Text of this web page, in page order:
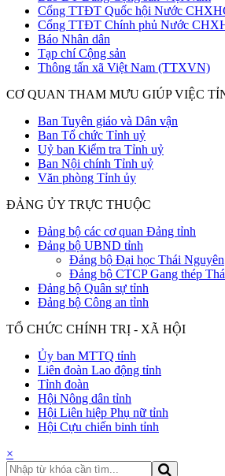
Cổng TTĐT Quốc hội Nước
Cổng TTĐT Chính phủ Nước
Báo Nhân dân
Tạp chí Cộng sản
Thông tấn xã Việt Nam (TTXVN)
CƠ QUAN THAM MƯU GIÚP VIỆC
Ban Tuyên giáo và Dân vận
Ban Tổ chức Tỉnh uỷ
Uỷ ban Kiểm tra Tỉnh uỷ
Ban Nội chính Tỉnh uỷ
Văn phòng Tỉnh ủy
ĐẢNG ỦY TRỰC THUỘC
Đảng bộ các cơ quan Đảng tỉnh
Đảng bộ UBND tỉnh
Đảng bộ Đại học Thái Nguyên
Đảng bộ CTCP Gang thép
Đảng bộ Quân sự tỉnh
Đảng bộ Công an tỉnh
TỔ CHỨC CHÍNH TRỊ - XÃ HỘI
Ủy ban MTTQ tỉnh
Liên đoàn Lao động tỉnh
Tỉnh đoàn
Hội Nông dân tỉnh
Hội Liên hiệp Phụ nữ tỉnh
Hội Cựu chiến binh tỉnh
×